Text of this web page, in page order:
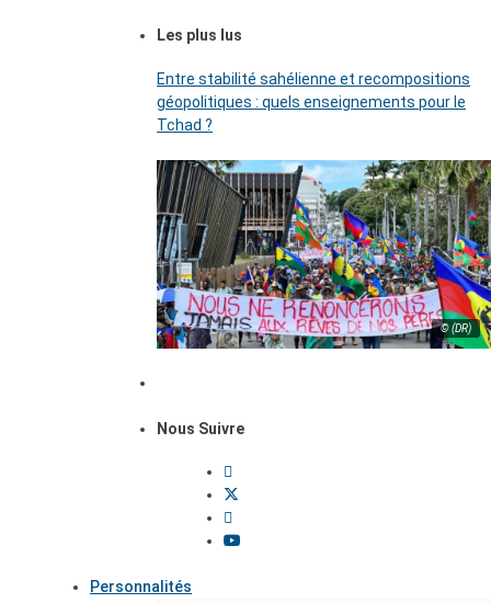
Les plus lus
Entre stabilité sahélienne et recompositions
géopolitiques : quels enseignements pour le
Tchad ?
© (DR)
Nous Suivre
Personnalités